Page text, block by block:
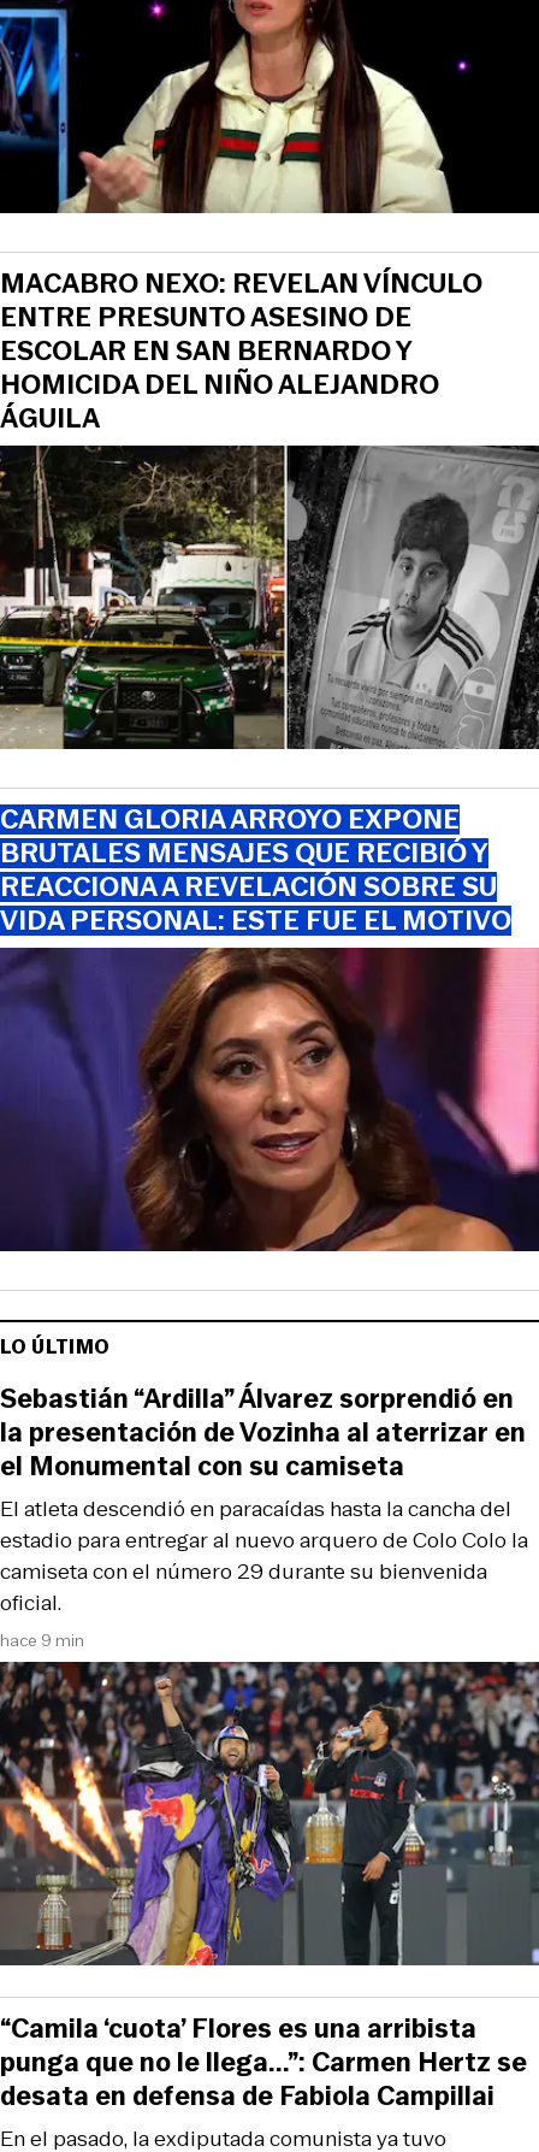
MACABRO NEXO: REVELAN VÍNCULO
ENTRE PRESUNTO ASESINO DE
ESCOLAR EN SAN BERNARDO Y
HOMICIDA DEL NIÑO ALEJANDRO
ÁGUILA
CARMEN GLORIA ARROYO EXPONE
BRUTALES MENSAJES QUE RECIBIÓ Y
REACCIONA A REVELACIÓN SOBRE SU
VIDA PERSONAL: ESTE FUE EL MOTIVO
LO ÚLTIMO
hace 9 min
El atleta descendió en paracaídas hasta la cancha del
estadio para entregar al nuevo arquero de Colo Colo la
camiseta con el número 29 durante su bienvenida
oficial.
Sebastián “Ardilla” Álvarez sorprendió en
la presentación de Vozinha al aterrizar en
el Monumental con su camiseta
En el pasado, la exdiputada comunista ya tuvo
“Camila ‘cuota’ Flores es una arribista
punga que no le llega...”: Carmen Hertz se
desata en defensa de Fabiola Campillai